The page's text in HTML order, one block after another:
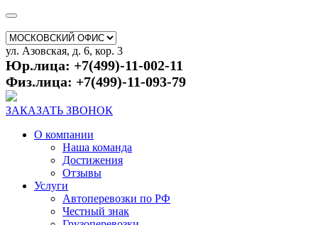
ул. Азовская, д. 6, кор. 3
Юр.лица: +7(499)-11-002-11
Физ.лица: +7(499)-11-093-79
ЗАКАЗАТЬ ЗВОНОК
О компании
Наша команда
Достижения
Отзывы
Услуги
Автоперевозки по РФ
Честный знак